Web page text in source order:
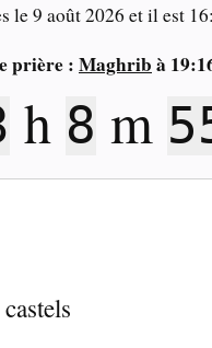
le9 août 2026 et il est
prière : Maghrib à
h 8 m